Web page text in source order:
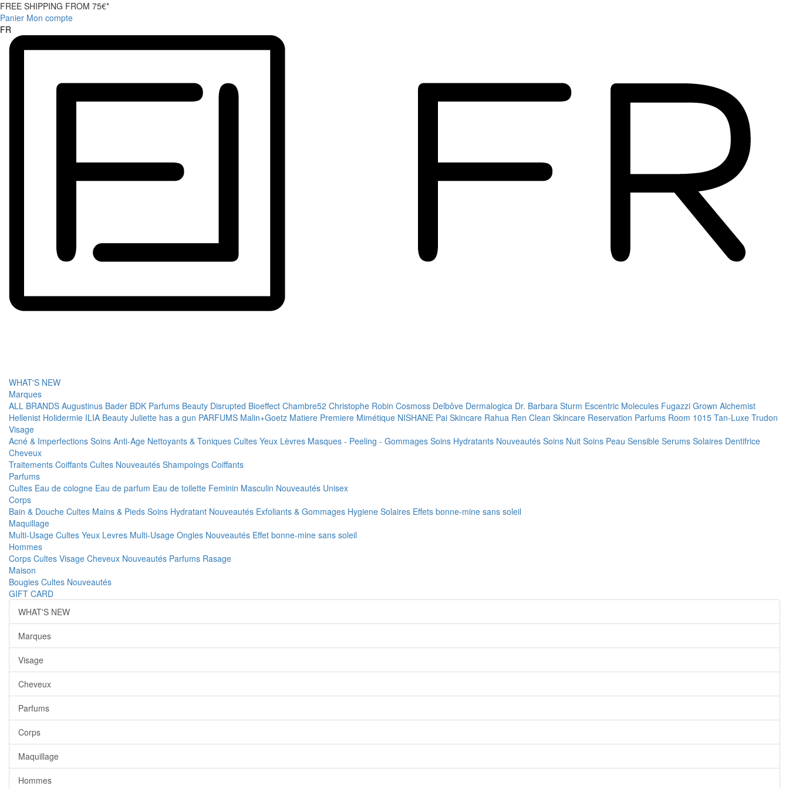
FREE SHIPPING FROM 75€*
Panier Mon compte
FR
WHAT'S NEW
Marques
ALL BRANDS Augustinus Bader BDK Parfums Beauty Disrupted Bioeffect Chambre52 Christophe Robin Cosmoss Delbôve Dermalogica Dr. Barbara Sturm Escentric Molecules Fugazzi Grown Alchemist
Hellenist Holidermie ILIA Beauty Juliette has a gun PARFUMS Malin+Goetz Matiere Premiere Mimétique NISHANE Pai Skincare Rahua Ren Clean Skincare Reservation Parfums Room 1015 Tan-Luxe Trudon
Visage
Acné & Imperfections Soins Anti-Age Nettoyants & Toniques Cultes Yeux Lèvres Masques - Peeling - Gommages Soins Hydratants Nouveautés Soins Nuit Soins Peau Sensible Serums Solaires Dentifrice
Cheveux
Traitements Coiffants Cultes Nouveautés Shampoings Coiffants
Parfums
Cultes Eau de cologne Eau de parfum Eau de toilette Feminin Masculin Nouveautés Unisex
Corps
Bain & Douche Cultes Mains & Pieds Soins Hydratant Nouveautés Exfoliants & Gommages Hygiene Solaires Effets bonne-mine sans soleil
Maquillage
Multi-Usage Cultes Yeux Levres Multi-Usage Ongles Nouveautés Effet bonne-mine sans soleil
Hommes
Corps Cultes Visage Cheveux Nouveautés Parfums Rasage
Maison
Bougies Cultes Nouveautés
GIFT CARD
WHAT'S NEW
Marques
Visage
Cheveux
Parfums
Corps
Maquillage
Hommes